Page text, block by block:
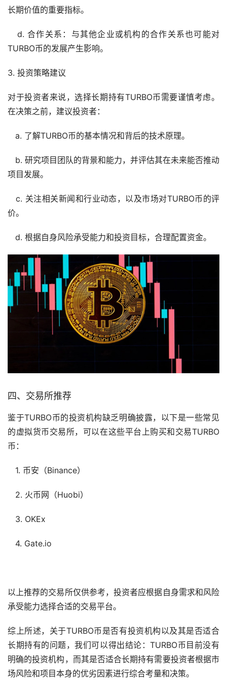
长期价值的重要指标。
d. 合作关系：与其他企业或机构的合作关系也可能对
TURBO币的发展产生影响。
3. 投资策略建议
对于投资者来说，选择长期持有TURBO币需要谨慎考虑。
在决策之前，建议投资者：
a. 了解TURBO币的基本情况和背后的技术原理。
b. 研究项目团队的背景和能力，并评估其在未来能否推动
项目发展。
c. 关注相关新闻和行业动态，以及市场对TURBO币的评
价。
d. 根据自身风险承受能力和投资目标，合理配置资金。
四、 交易所推荐
鉴于TURBO币的投资机构缺乏明确披露，以下是一些常见
的虚拟货币交易所，可以在这些平台上购买和交易TURBO
币：
1. 币安 （Binance）
2. 火币网（Huobi）
3. OKEx
4. Gate.io
以上推荐的交易所仅供参考，投资者应根据自身需求和风险
承受能力选择合适的交易平台。
综上所述，关于TURBO币是否有投资机构以及其是否适合
长期持有的问题，我们可以得出结论：TURBO币目前没有
明确的投资机构，而其是否适合长期持有需要投资者根据市
场风险和项目本身的优劣因素进行综合考量和决策。